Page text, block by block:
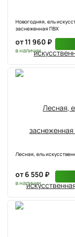
Новогодняя, ель
заснеженная ПВХ
от 11 960 ₽
в наличии
Лесная, ель
от 6 550 ₽
в наличии